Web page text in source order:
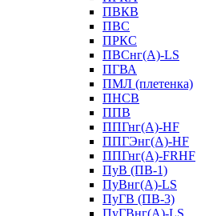
ПВКВ
ПВС
ПРКС
ПВСнг(А)-LS
ПГВА
ПМЛ (плетенка)
ПНСВ
ППВ
ППГнг(А)-HF
ППГЭнг(А)-HF
ППГнг(А)-FRHF
ПуВ (ПВ-1)
ПуВнг(А)-LS
ПуГВ (ПВ-3)
ПуГВнг(А)-LS